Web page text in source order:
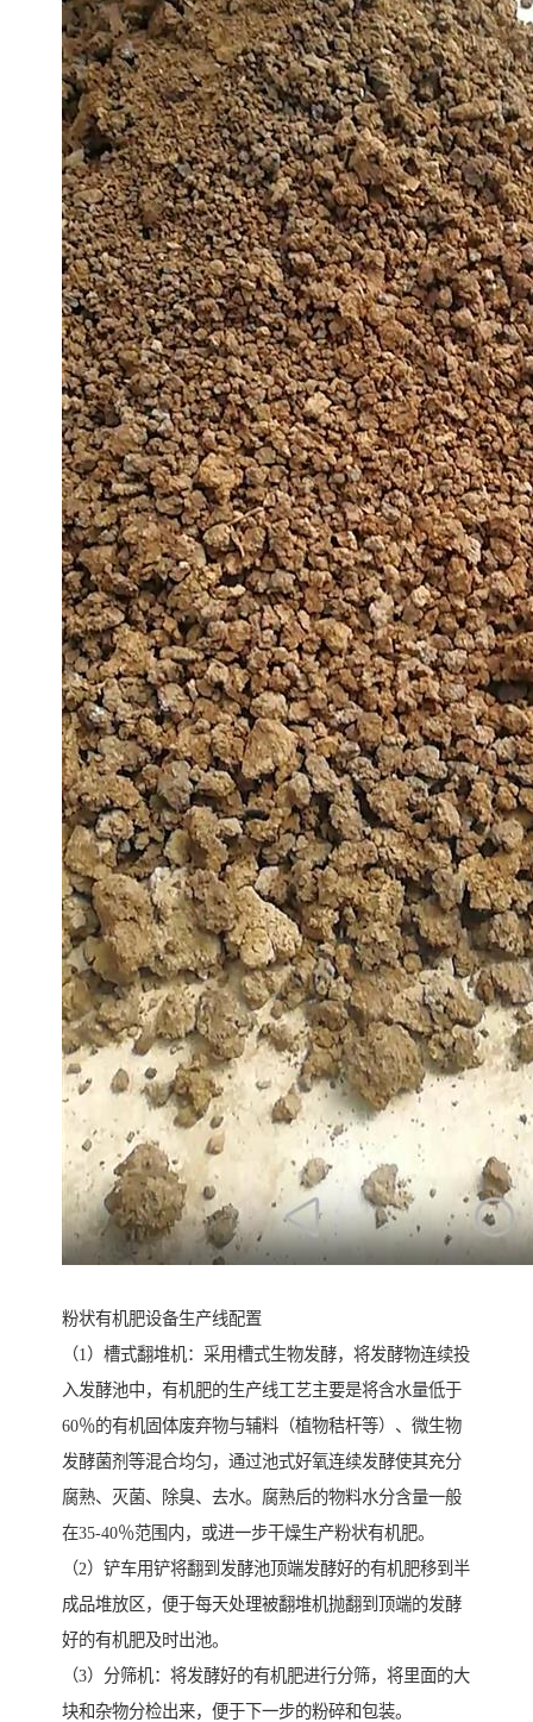
粉状有机肥设备生产线配置
（1）槽式翻堆机：采用槽式生物发酵，将发酵物连续投
入发酵池中，有机肥的生产线工艺主要是将含水量低于
60％的有机固体废弃物与辅料（植物秸杆等）、微生物
发酵菌剂等混合均匀，通过池式好氧连续发酵使其充分
腐熟、灭菌、除臭、去水。腐熟后的物料水分含量一般
在35-40％范围内，或进一步干燥生产粉状有机肥。
（2）铲车用铲将翻到发酵池顶端发酵好的有机肥移到半
成品堆放区，便于每天处理被翻堆机抛翻到顶端的发酵
好的有机肥及时出池。
（3）分筛机：将发酵好的有机肥进行分筛，将里面的大
块和杂物分检出来，便于下一步的粉碎和包装。